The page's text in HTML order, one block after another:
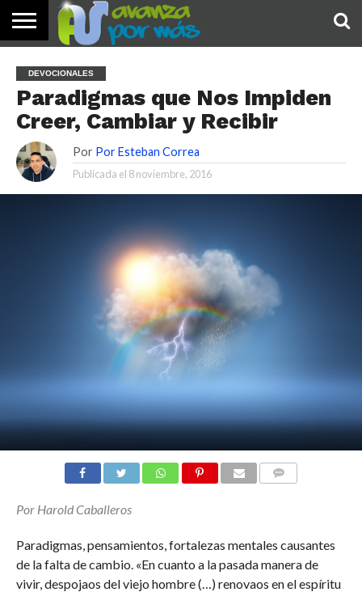
PALABRA
DE HOY
DEVOCIONALES
NOTICIAS
TESTIMONIOS
ORACIONES
SOBRE
NOSOTROS
IMÁGENES
DEVOCIONALES
Paradigmas que Nos Impiden
Creer, Cambiar y Recibir
Por Por Esteban Correa
Publicada el 8 noviembre, 2016
Por Harold Caballeros
Paradigmas, pensamientos, fortalezas mentales causantes
de la falta de cambio. «En cuanto a la pasada manera de
vivir, despojaos del viejo hombre (…) renovaos en el espíritu